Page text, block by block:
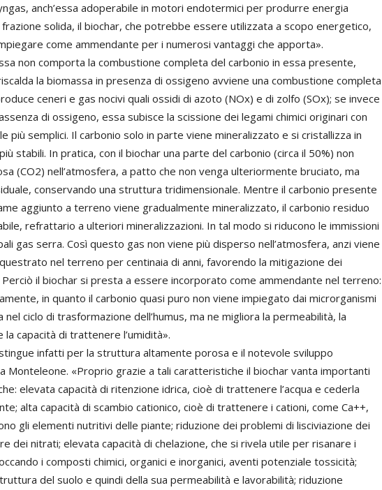
anch’essa adoperabile in motori endotermici per produrre energia
solida, il biochar, che potrebbe essere utilizzata a scopo energetico,
come ammendante per i numerosi vantaggi che apporta».
non comporta la combustione completa del carbonio in essa presente,
la biomassa in presenza di ossigeno avviene una combustione completa
ceneri e gas nocivi quali ossidi di azoto (NOx) e di zolfo (SOx); se invece
di ossigeno, essa subisce la scissione dei legami chimici originari con
più semplici. Il carbonio solo in parte viene mineralizzato e si cristallizza in
stabili. In pratica, con il biochar una parte del carbonio (circa il 50%) non
(CO2) nell’atmosfera, a patto che non venga ulteriormente bruciato, ma
conservando una struttura tridimensionale. Mentre il carbonio presente
aggiunto a terreno viene gradualmente mineralizzato, il carbonio residuo
refrattario a ulteriori mineralizzazioni. In tal modo si riducono le immissioni
gas serra. Così questo gas non viene più disperso nell’atmosfera, anzi viene
nel terreno per centinaia di anni, favorendo la mitigazione dei
Perciò il biochar si presta a essere incorporato come ammendante nel terreno:
in quanto il carbonio quasi puro non viene impiegato dai microrganismi
ciclo di trasformazione dell’humus, ma ne migliora la permeabilità, la
la capacità di trattenere l’umidità».
infatti per la struttura altamente porosa e il notevole sviluppo
Monteleone. «Proprio grazie a tali caratteristiche il biochar vanta importanti
elevata capacità di ritenzione idrica, cioè di trattenere l’acqua e cederla
alta capacità di scambio cationico, cioè di trattenere i cationi, come Ca++,
gli elementi nutritivi delle piante; riduzione dei problemi di lisciviazione dei
dei nitrati; elevata capacità di chelazione, che si rivela utile per risanare i
i composti chimici, organici e inorganici, aventi potenziale tossicità;
del suolo e quindi della sua permeabilità e lavorabilità; riduzione